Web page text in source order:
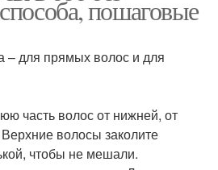
пошаговые
для прямых волос и для
часть волос от нижней, от
волосы заколите
чтобы не мешали.